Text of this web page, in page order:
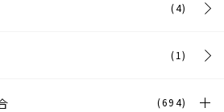
(4)
(1)
(694)